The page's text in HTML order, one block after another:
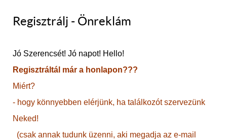
Regisztrálj - Önreklám
Jó Szerencsét! Jó napot! Hello!
Regisztráltál már a honlapon???
Miért?
- hogy könnyebben elérjünk, ha találkozót szervezünk
Neked!
(csak annak tudunk üzenni, aki megadja az e-mail